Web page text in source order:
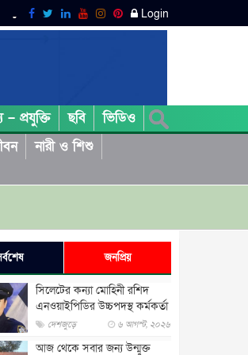
Login
– প্রযুক্তি ছবি
ভিডিও
নারী ও শিশু
জনপ্রিয়
সিলেটের কন্যা মোহিনী রশিদ
এনওয়াইপিডির উচ্চপদস্থ কর্মকর্তা
দেশজুড়ে ৬ আগস্ট, ২০২৬
আজ থেকে সবার জন্য উন্মুক্ত